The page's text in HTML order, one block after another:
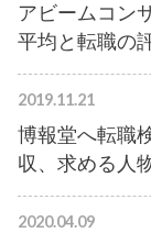
アビームコン
平均と転職の
2019.11.21
博報堂へ転職
収、求める人
2020.04.09